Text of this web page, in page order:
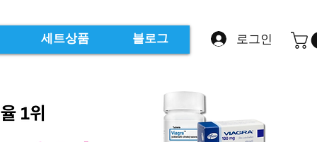
세트상품 블로그 로그인